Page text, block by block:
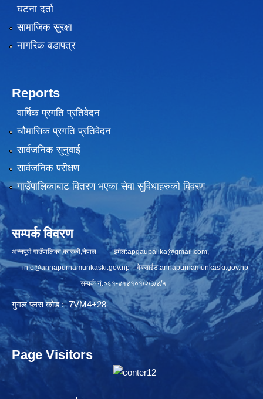
घटना दर्ता
सामाजिक सुरक्षा
नागरिक वडापत्र
Reports
वार्षिक प्रगति प्रतिवेदन
चौमासिक प्रगति प्रतिवेदन
सार्वजनिक सुनुवाई
सार्वजनिक परीक्षण
गाउँपालिकाबाट वितरण भएका सेवा सुविधाहरुको विवरण
सम्पर्क विवरण
अन्नपूर्ण गाउँपालिका,कास्की,नेपाल इमेल:apgaupalika@gmail.com,
info@annapurnamunkaski.gov.npवेबसाईट:annapurnamunkaski.gov.np
सम्पर्क नं:०६१-४१४१०१/२/३/४/५
गुगल प्लस कोड : 7VM4+28
Page Visitors